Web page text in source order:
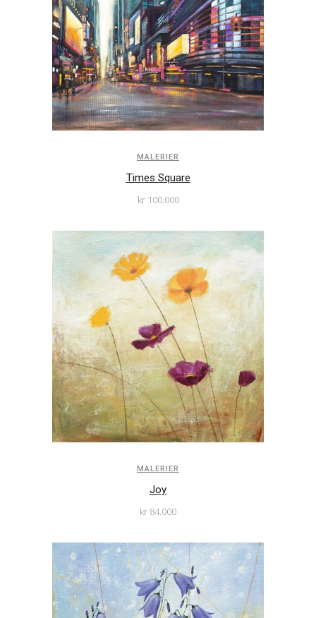
MALERIER
Times Square
kr100.000
MALERIER
Joy
kr 84.000